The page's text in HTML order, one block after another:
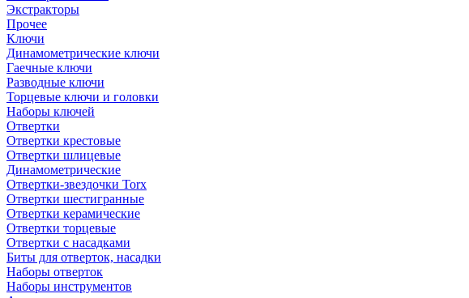
Экстракторы
Прочее
Ключи
Динамометрические ключи
Гаечные ключи
Разводные ключи
Торцевые ключи и головки
Наборы ключей
Отвертки
Отвертки крестовые
Отвертки шлицевые
Динамометрические
Отвертки-звездочки Torx
Отвертки шестигранные
Отвертки керамические
Отвертки торцевые
Отвертки с насадками
Биты для отверток, насадки
Наборы отверток
Наборы инструментов